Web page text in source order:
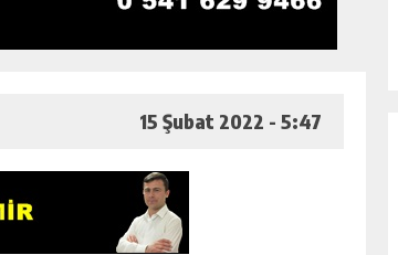
15 Şubat 2022 - 5:47